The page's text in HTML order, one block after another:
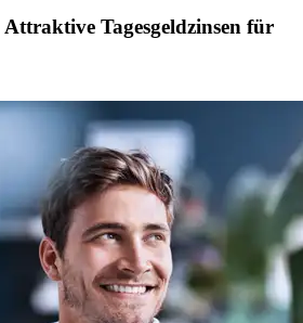
Attraktive Tagesgeldzinsen für